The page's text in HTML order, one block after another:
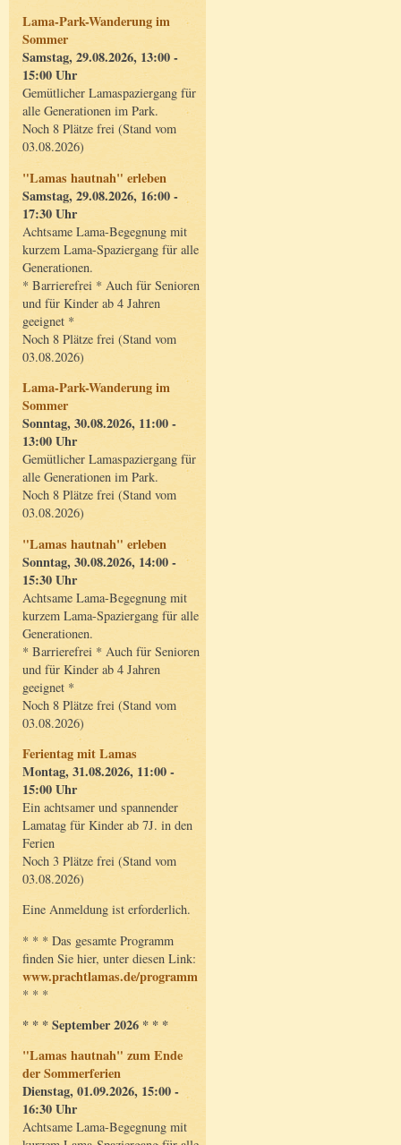
Lama-Park-Wanderung im
Sommer
Samstag, 29.08.2026, 13:00 -
15:00 Uhr
Gemütlicher Lamaspaziergang für
alle Generationen im Park.
Noch 8 Plätze frei (Stand vom
03.08.2026)
"Lamas hautnah" erleben
Samstag, 29.08.2026, 16:00 -
17:30 Uhr
Achtsame Lama-Begegnung mit
kurzem Lama-Spaziergang für alle
Generationen.
* Barrierefrei * Auch für Senioren
und für Kinder ab 4 Jahren
geeignet *
Noch 8 Plätze frei (Stand vom
03.08.2026)
Lama-Park-Wanderung im
Sommer
Sonntag, 30.08.2026, 11:00 -
13:00 Uhr
Gemütlicher Lamaspaziergang für
alle Generationen im Park.
Noch 8 Plätze frei (Stand vom
03.08.2026)
"Lamas hautnah" erleben
Sonntag, 30.08.2026, 14:00 -
15:30 Uhr
Achtsame Lama-Begegnung mit
kurzem Lama-Spaziergang für alle
Generationen.
* Barrierefrei * Auch für Senioren
und für Kinder ab 4 Jahren
geeignet *
Noch 8 Plätze frei (Stand vom
03.08.2026)
Ferientag mit Lamas
Montag, 31.08.2026, 11:00 -
15:00 Uhr
Ein achtsamer und spannender
Lamatag für Kinder ab 7J. in den
Ferien
Noch 3 Plätze frei (Stand vom
03.08.2026)
Eine Anmeldung ist erforderlich.
* * * Das gesamte Programm
finden Sie hier, unter diesen Link:
www.prachtlamas.de/programm
* * *
* * * September 2026 * * *
"Lamas hautnah" zum Ende
der Sommerferien
Dienstag, 01.09.2026, 15:00 -
16:30 Uhr
Achtsame Lama-Begegnung mit